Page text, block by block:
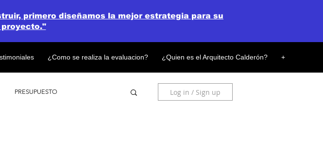
¿Como se realiza la evaluacion? ¿Quien es el Arquitecto Calderón? +
primero diseñamos la mejor estrategia para su
PRESUPUESTO Log in / Sign up